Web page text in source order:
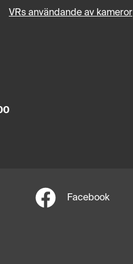
VRs användande av kameror
Facebook